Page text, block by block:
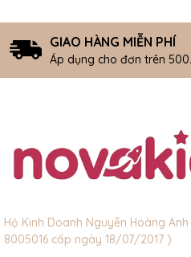
GIAO HÀNG MIỄN PHÍ
Áp dụng cho đơn trên
Hộ Kinh Doanh Nguyễn Hoàng
8005016 cấp ngày 18/07/2017 )